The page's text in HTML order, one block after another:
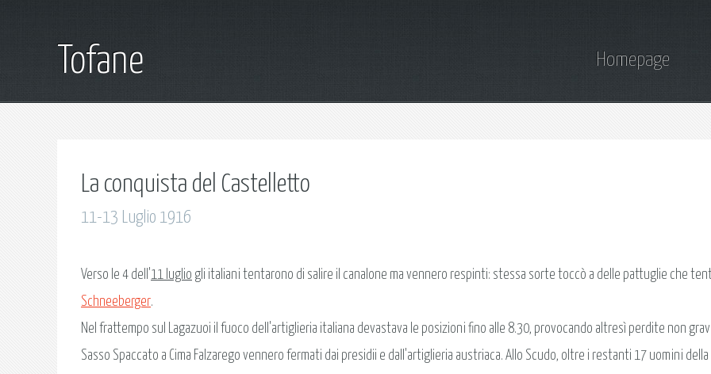
Tofane Homepage
La conquista del Castelletto
11-13 Luglio 1916
Verso le 4 dell'11 luglio gli italiani tentarono di salire il canalone ma vennero respinti: stessa sorte toccò a delle pattuglie che
Schneeberger.
Nel frattempo sul Lagazuoi il fuoco dell'artiglieria italiana devastava le posizioni fino alle 8.30, provocando altresì perdite non
Sasso Spaccato a Cima Falzarego vennero fermati dai presidii e dall'artiglieria austriaca. Allo Scudo, oltre i restanti 17 uomini